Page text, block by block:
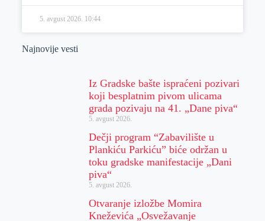
5. avgust 2026. 10:44
Najnovije vesti
Iz Gradske bašte ispraćeni pozivari
koji besplatnim pivom ulicama
grada pozivaju na 41. „Dane piva“
5. avgust 2026.
Dečji program “Zabavilište u
Plankiću Parkiću” biće održan u
toku gradske manifestacije „Dani
piva“
5. avgust 2026.
Otvaranje izložbe Momira
Kneževića „Osvežavanje